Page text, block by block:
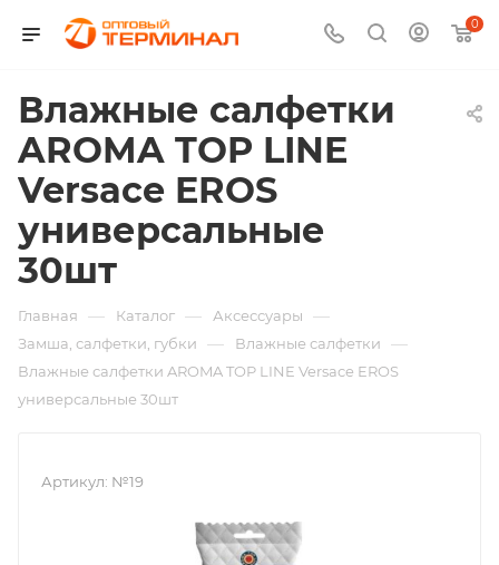
0
Влажные салфетки
AROMA TOP LINE
Versace EROS
универсальные
30шт
Главная — Каталог — Аксессуары —
Замша, салфетки, губки — Влажные салфетки —
Влажные салфетки AROMA TOP LINE Versace EROS
универсальные 30шт
Артикул: №19